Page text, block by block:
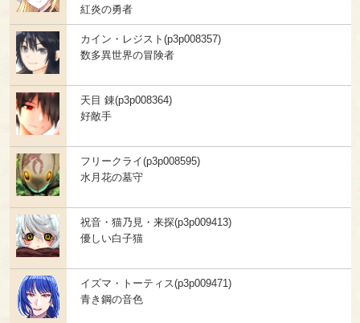
紅炎の勇者
カイン・レジスト(p3p008357)
数多異世界の冒険者
天目 錬(p3p008364)
好敵手
フリークライ(p3p008595)
水月花の墓守
祝音・猫乃見・来探(p3p009413)
優しい白子猫
イズマ・トーティス(p3p009471)
青き鋼の音色